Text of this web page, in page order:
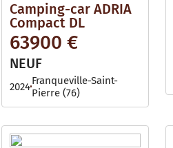
Camping-car ADRIA
Compact DL
63900 €
NEUF
2024Franqueville-Saint-
Pierre (76)